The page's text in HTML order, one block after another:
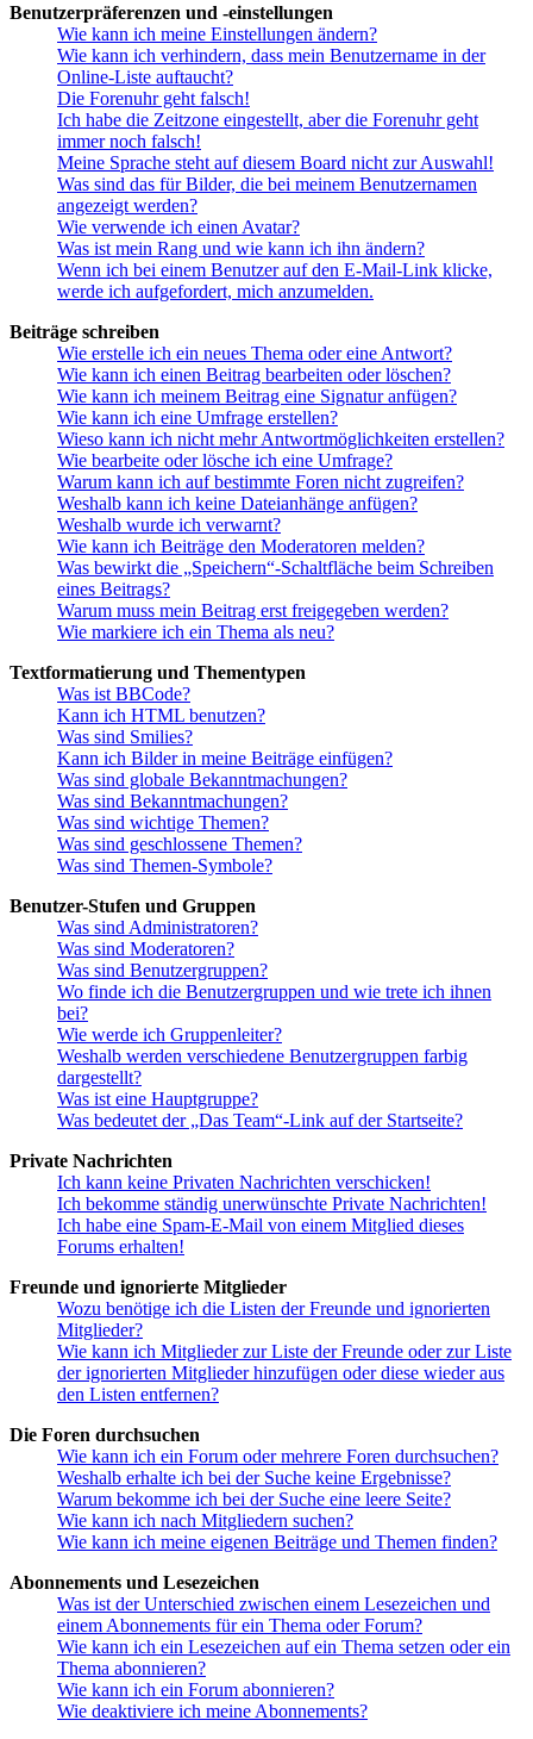
Benutzerpräferenzen und -einstellungen
Wie kann ich meine Einstellungen ändern?
Wie kann ich verhindern, dass mein Benutzername in der
Online-Liste auftaucht?
Die Forenuhr geht falsch!
Ich habe die Zeitzone eingestellt, aber die Forenuhr geht
immer noch falsch!
Meine Sprache steht auf diesem Board nicht zur Auswahl!
Was sind das für Bilder, die bei meinem Benutzernamen
angezeigt werden?
Wie verwende ich einen Avatar?
Was ist mein Rang und wie kann ich ihn ändern?
Wenn ich bei einem Benutzer auf den E-Mail-Link klicke,
werde ich aufgefordert, mich anzumelden.
Beiträge schreiben
Wie erstelle ich ein neues Thema oder eine Antwort?
Wie kann ich einen Beitrag bearbeiten oder löschen?
Wie kann ich meinem Beitrag eine Signatur anfügen?
Wie kann ich eine Umfrage erstellen?
Wieso kann ich nicht mehr Antwortmöglichkeiten erstellen?
Wie bearbeite oder lösche ich eine Umfrage?
Warum kann ich auf bestimmte Foren nicht zugreifen?
Weshalb kann ich keine Dateianhänge anfügen?
Weshalb wurde ich verwarnt?
Wie kann ich Beiträge den Moderatoren melden?
Was bewirkt die „Speichern“-Schaltfläche beim Schreiben
eines Beitrags?
Warum muss mein Beitrag erst freigegeben werden?
Wie markiere ich ein Thema als neu?
Textformatierung und Thementypen
Was ist BBCode?
Kann ich HTML benutzen?
Was sind Smilies?
Kann ich Bilder in meine Beiträge einfügen?
Was sind globale Bekanntmachungen?
Was sind Bekanntmachungen?
Was sind wichtige Themen?
Was sind geschlossene Themen?
Was sind Themen-Symbole?
Benutzer-Stufen und Gruppen
Was sind Administratoren?
Was sind Moderatoren?
Was sind Benutzergruppen?
Wo finde ich die Benutzergruppen und wie trete ich ihnen
bei?
Wie werde ich Gruppenleiter?
Weshalb werden verschiedene Benutzergruppen farbig
dargestellt?
Was ist eine Hauptgruppe?
Was bedeutet der „Das Team“-Link auf der Startseite?
Private Nachrichten
Ich kann keine Privaten Nachrichten verschicken!
Ich bekomme ständig unerwünschte Private Nachrichten!
Ich habe eine Spam-E-Mail von einem Mitglied dieses
Forums erhalten!
Freunde und ignorierte Mitglieder
Wozu benötige ich die Listen der Freunde und ignorierten
Mitglieder?
Wie kann ich Mitglieder zur Liste der Freunde oder zur Liste
der ignorierten Mitglieder hinzufügen oder diese wieder aus
den Listen entfernen?
Die Foren durchsuchen
Wie kann ich ein Forum oder mehrere Foren durchsuchen?
Weshalb erhalte ich bei der Suche keine Ergebnisse?
Warum bekomme ich bei der Suche eine leere Seite?
Wie kann ich nach Mitgliedern suchen?
Wie kann ich meine eigenen Beiträge und Themen finden?
Abonnements und Lesezeichen
Was ist der Unterschied zwischen einem Lesezeichen und
einem Abonnements für ein Thema oder Forum?
Wie kann ich ein Lesezeichen auf ein Thema setzen oder ein
Thema abonnieren?
Wie kann ich ein Forum abonnieren?
Wie deaktiviere ich meine Abonnements?